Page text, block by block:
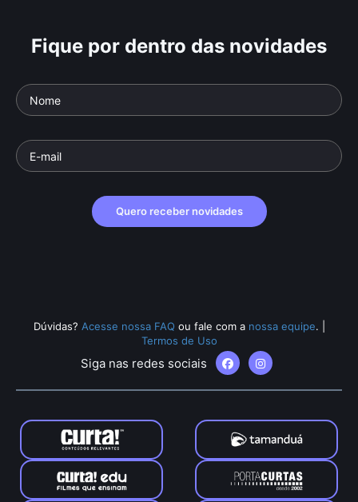
Fique por dentro das novidades
Quero receber novidades
Dúvidas? Acesse nossa FAQ ou fale com a nossa equipe.
Termos de Uso
Siga nas redes sociais